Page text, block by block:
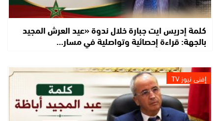
كلمة إدريس ايت جبارة خلال ندوة «عيد العرش المجيد
بالجهة: قراءة إحصائية وتواصلية في مسار…
إفني نيوز TV